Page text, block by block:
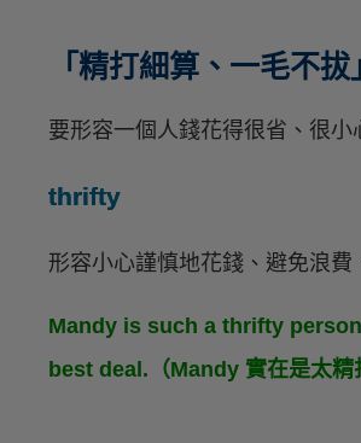
「精打細算、一毛不
要形容一個人錢花得很省、很小
thrifty
形容小心謹慎地花錢、避免浪費
Mandy is such a thrifty
best deal.（Mandy 實在是太精